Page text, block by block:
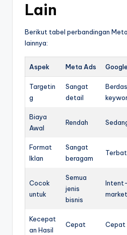
Lain
Berikut tabel perbandingan
lainnya:
Aspek Meta Ads
Targetin
g
Sangat
detail
Biaya
Awal
Rendah
Format
Iklan
Sangat
beragam
Cocok
untuk
Semua
jenis
bisnis
Kecepat
an Hasil
Cepat Cepat